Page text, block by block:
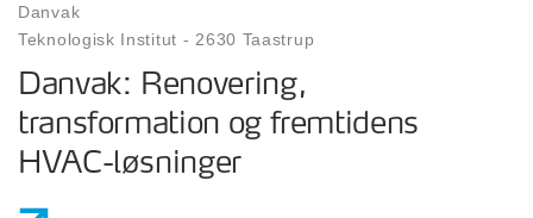
Danvak
Teknologisk Institut - 2630 Taastrup
Danvak: Renovering,
transformation og fremtidens
HVAC-løsninger